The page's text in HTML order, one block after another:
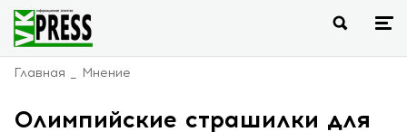
Главная Мнение
Олимпийские страшилки для